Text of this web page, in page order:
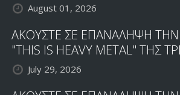
August 01, 2026
ΑΚΟΥΣΤΕ ΣΕ ΕΠΑΝΑΛΗΨΗ
"THIS IS HEAVY METAL" ΤΗΣ
July 29, 2026